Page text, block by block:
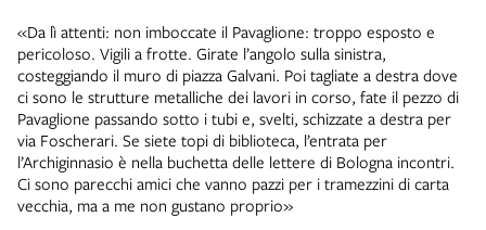
«Da lì attenti: non imboccate il Pavaglione: troppo esposto e
pericoloso. Vigili a frotte. Girate l’angolo sulla sinistra,
costeggiando il muro di piazza Galvani. Poi tagliate a destra dove
ci sono le strutture metalliche dei lavori in corso, fate il pezzo di
Pavaglione passando sotto i tubi e, svelti, schizzate a destra per
via Foscherari. Se siete topi di biblioteca, l’entrata per
l’Archiginnasio è nella buchetta delle lettere di Bologna incontri.
Ci sono parecchi amici che vanno pazzi per i tramezzini di carta
vecchia, ma a me non gustano proprio»